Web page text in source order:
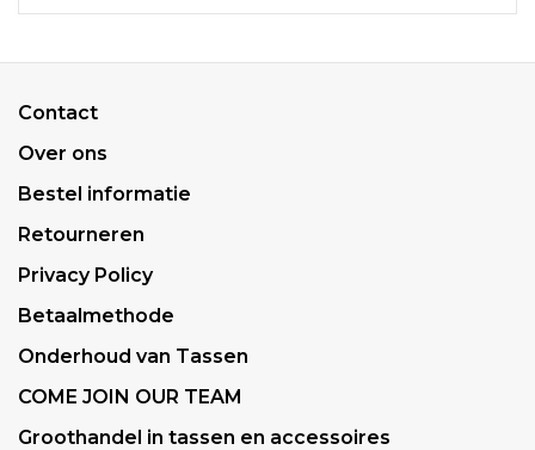
Contact
Over ons
Bestel informatie
Retourneren
Privacy Policy
Betaalmethode
Onderhoud van Tassen
COME JOIN OUR TEAM
Groothandel in tassen en accessoires